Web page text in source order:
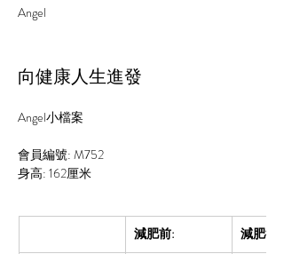
Angel
向健康人生進發
Angel小檔案
會員編號: M752
身高: 162厘米
減肥前: 減肥後: